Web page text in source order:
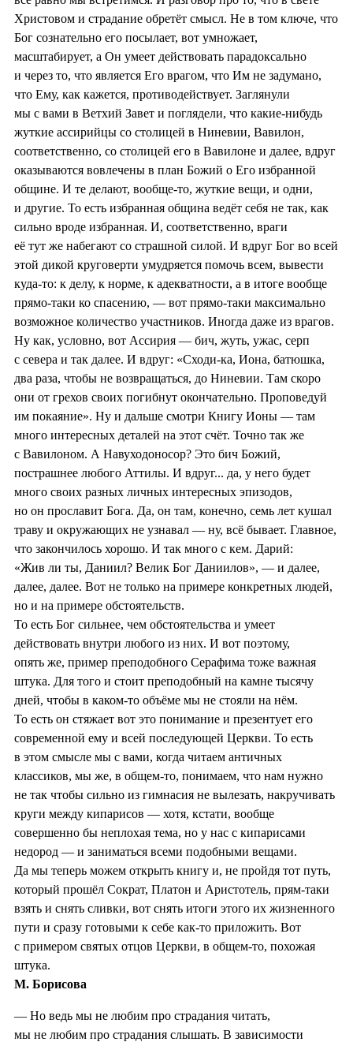
Христовом и страдание обретёт смысл. Не в том ключе, что
Бог сознательно его посылает, вот умножает,
масштабирует, а Он умеет действовать парадоксально
и через то, что является Его врагом, что Им не задумано,
что Ему, как кажется, противодействует. Заглянули
мы с вами в Ветхий Завет и поглядели, что какие-нибудь
жуткие ассирийцы со столицей в Ниневии, Вавилон,
соответственно, со столицей его в Вавилоне и далее, вдруг
оказываются вовлечены в план Божий о Его избранной
общине. И те делают, вообще-то, жуткие вещи, и одни,
и другие. То есть избранная община ведёт себя не так, как
сильно вроде избранная. И, соответственно, враги
её тут же набегают со страшной силой. И вдруг Бог во всей
этой дикой круговерти умудряется помочь всем, вывести
куда-то: к делу, к норме, к адекватности, а в итоге вообще
прямо-таки ко спасению, — вот прямо-таки максимально
возможное количество участников. Иногда даже из врагов.
Ну как, условно, вот Ассирия — бич, жуть, ужас, серп
с севера и так далее. И вдруг: «Сходи-ка, Иона, батюшка,
два раза, чтобы не возвращаться, до Ниневии. Там скоро
они от грехов своих погибнут окончательно. Проповедуй
им покаяние». Ну и дальше смотри Книгу Ионы — там
много интересных деталей на этот счёт. Точно так же
с Вавилоном. А Навуходоносор? Это бич Божий,
пострашнее любого Аттилы. И вдруг... да, у него будет
много своих разных личных интересных эпизодов,
но он прославит Бога. Да, он там, конечно, семь лет кушал
траву и окружающих не узнавал — ну, всё бывает. Главное,
что закончилось хорошо. И так много с кем. Дарий:
«Жив ли ты, Даниил? Велик Бог Даниилов», — и далее,
далее, далее. Вот не только на примере конкретных людей,
но и на примере обстоятельств.
То есть Бог сильнее, чем обстоятельства и умеет
действовать внутри любого из них. И вот поэтому,
опять же, пример преподобного Серафима тоже важная
штука. Для того и стоит преподобный на камне тысячу
дней, чтобы в каком-то объёме мы не стояли на нём.
То есть он стяжает вот это понимание и презентует его
современной ему и всей последующей Церкви. То есть
в этом смысле мы с вами, когда читаем античных
классиков, мы же, в общем-то, понимаем, что нам нужно
не так чтобы сильно из гимнасия не вылезать, накручивать
круги между кипарисов — хотя, кстати, вообще
совершенно бы неплохая тема, но у нас с кипарисами
недород — и заниматься всеми подобными вещами.
Да мы теперь можем открыть книгу и, не пройдя тот путь,
который прошёл Сократ, Платон и Аристотель, прям-таки
взять и снять сливки, вот снять итоги этого их жизненного
пути и сразу готовыми к себе как-то приложить. Вот
с примером святых отцов Церкви, в общем-то, похожая
штука.
М. Борисова
— Но ведь мы не любим про страдания читать,
мы не любим про страдания слышать. В зависимости